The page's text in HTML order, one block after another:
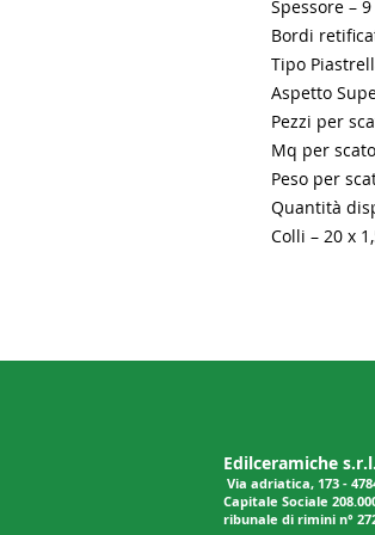
Spessore –
Bordi
Tipo
Aspetto
Pezzi per
Mq per
Peso per
Quantità
Colli – 20 x
Edilceramiche
Via adriatica, 173 -
Capitale Sociale
ribunale di rimini n°